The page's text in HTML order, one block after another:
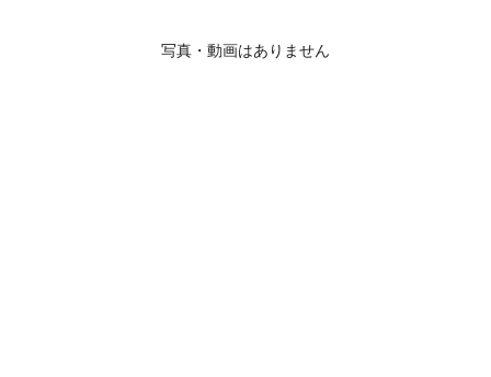
写真・動画はありません